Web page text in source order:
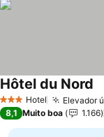
3 EstrelasHotel Elevador
Hôtel du Nord
8,1 Muito boa 1.166